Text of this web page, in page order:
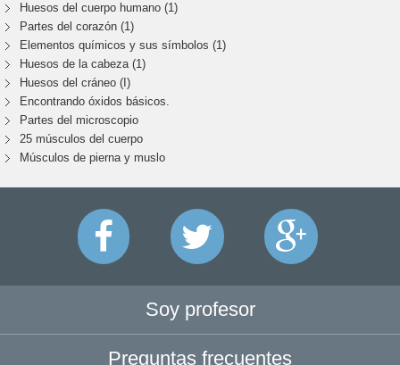
Huesos del cuerpo humano (1)
Partes del corazón (1)
Elementos químicos y sus símbolos (1)
Huesos de la cabeza (1)
Huesos del cráneo (I)
Encontrando óxidos básicos.
Partes del microscopio
25 músculos del cuerpo
Músculos de pierna y muslo
Soy profesor
Preguntas frecuentes